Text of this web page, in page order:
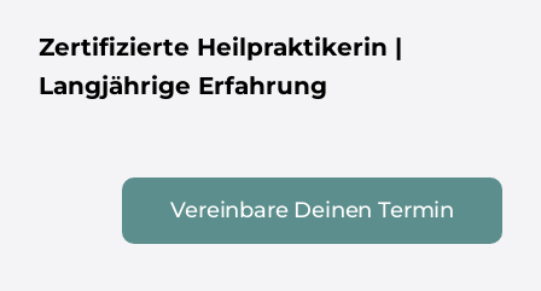
Zertifizierte Heilpraktikerin |
Langjährige Erfahrung
Vereinbare Deinen Termin